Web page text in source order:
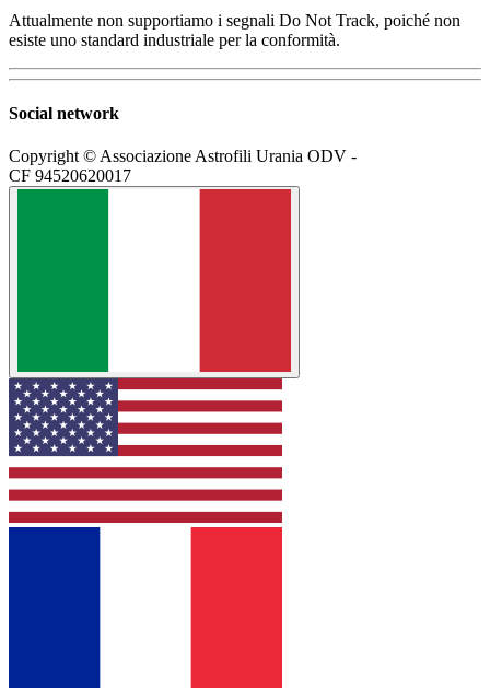
Attualmente non supportiamo i segnali Do Not Track, poiché non
esiste uno standard industriale per la conformità.
Social network
Copyright © Associazione Astrofili Urania ODV -
CF 94520620017